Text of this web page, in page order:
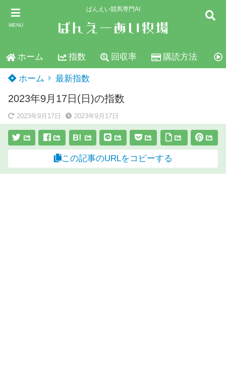
MENU
ばんえい競馬専門AI
ホーム 指数 回収率 購読方法
ホーム 最新指数
2023年9月17日(日)の指数
2023年9月17日 2023年9月17日
B!
この記事のURLをコピーする